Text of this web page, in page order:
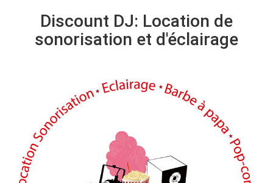
Discount DJ: Location de
sonorisation et d'éclairage